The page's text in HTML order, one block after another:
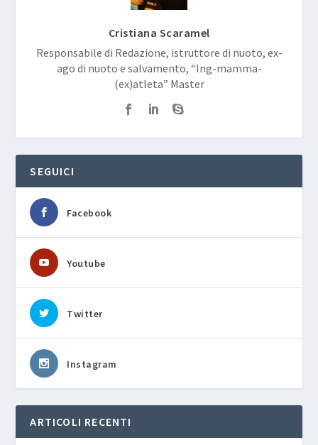
Cristiana Scaramel
Responsabile di Redazione, istruttore di nuoto, ex-
ago di nuoto e salvamento, “Ing-mamma-
(ex)atleta” Master
SEGUICI
Facebook
Youtube
Twitter
Instagram
ARTICOLI RECENTI